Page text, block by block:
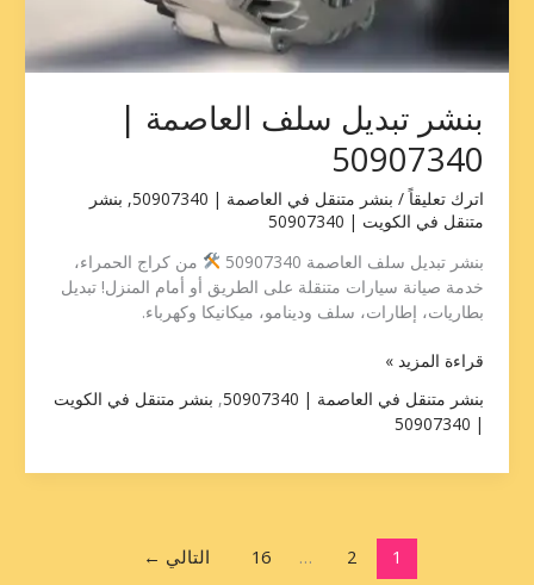
بنشر تبديل سلف العاصمة |
50907340
اترك تعليقاً / بنشر متنقل في العاصمة | 50907340 , بنشر
متنقل في الكويت | 50907340
بنشر تبديل سلف العاصمة 50907340
من كراج الحمراء،
خدمة صيانة سيارات متنقلة على الطريق أو أمام المنزل! تبديل
بطاريات، إطارات، سلف ودينامو، ميكانيكا وكهرباء.
قراءة المزيد »
بنشر متنقل في العاصمة | 50907340
, بنشر متنقل في الكويت
| 50907340
1
2
…
16 التالي ←